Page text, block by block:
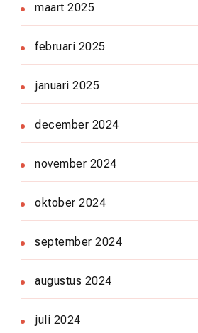
maart 2025
februari 2025
januari 2025
december 2024
november 2024
oktober 2024
september 2024
augustus 2024
juli 2024